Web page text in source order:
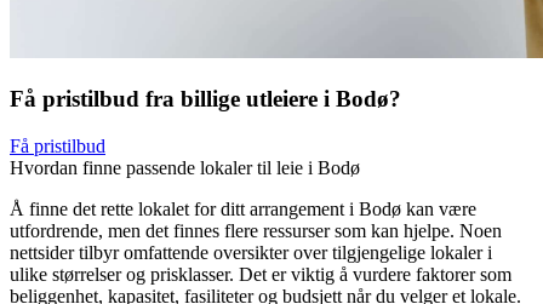
Få pristilbud fra billige utleiere i Bodø?
Få pristilbud
Hvordan finne passende lokaler til leie i Bodø
Å finne det rette lokalet for ditt arrangement i Bodø kan være
utfordrende, men det finnes flere ressurser som kan hjelpe. Noen
nettsider tilbyr omfattende oversikter over tilgjengelige lokaler i
ulike størrelser og prisklasser. Det er viktig å vurdere faktorer som
beliggenhet, kapasitet, fasiliteter og budsjett når du velger et lokale.